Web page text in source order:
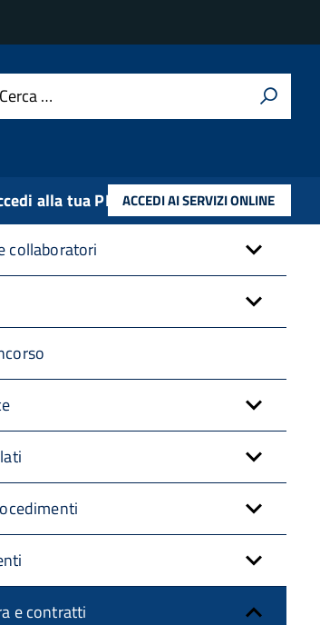
Cerca …
ACCEDI AI SERVIZI ONLINE
alla tua PEC
trasparente
collaboratori
e contratti